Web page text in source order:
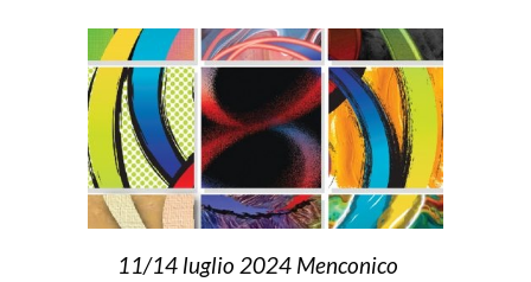
11/14 luglio 2024 Menconico